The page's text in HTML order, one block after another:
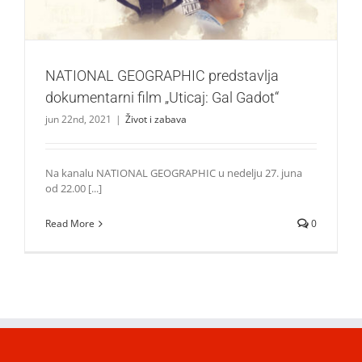
NATIONAL GEOGRAPHIC predstavlja
dokumentarni film „Uticaj: Gal Gadot“
jun 22nd, 2021 | Život i zabava
Na kanalu NATIONAL GEOGRAPHIC u nedelju 27. juna
od 22.00 [...]
Read More 0